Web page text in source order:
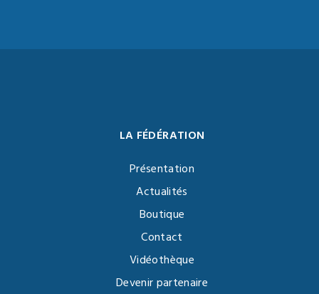
LA FÉDÉRATION
Présentation
Actualités
Boutique
Contact
Vidéothèque
Devenir partenaire